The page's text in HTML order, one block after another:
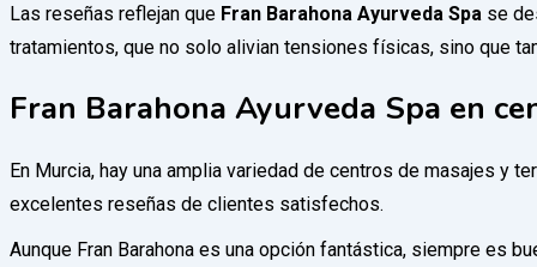
Las reseñas reflejan que Fran Barahona Ayurveda Spa se
tratamientos, que no solo alivian tensiones físicas, sino que
Fran Barahona Ayurveda Spa en
En Murcia, hay una amplia variedad de centros de masajes y
excelentes reseñas de clientes satisfechos.
Aunque Fran Barahona es una opción fantástica, siempre es